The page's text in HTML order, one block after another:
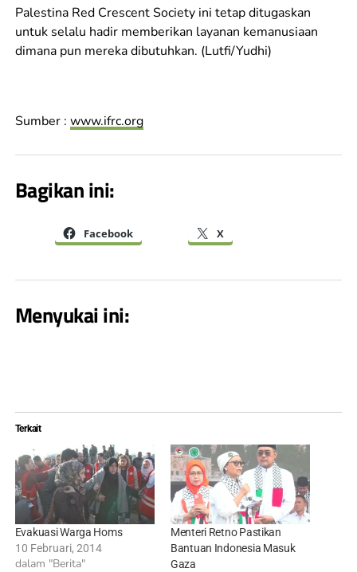
Palestina Red Crescent Society ini tetap ditugaskan
untuk selalu hadir memberikan layanan kemanusiaan
dimana pun mereka dibutuhkan. (Lutfi/Yudhi)
Sumber : www.ifrc.org
Bagikan ini:
Facebook X
Menyukai ini:
Terkait
Evakuasi Warga Homs
10 Februari, 2014
dalam "Berita"
Menteri Retno Pastikan
Bantuan Indonesia Masuk
Gaza